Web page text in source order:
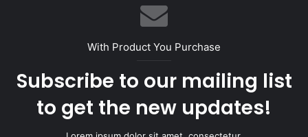
With Product You Purchase
Subscribe to our mailing list
to get the new updates!